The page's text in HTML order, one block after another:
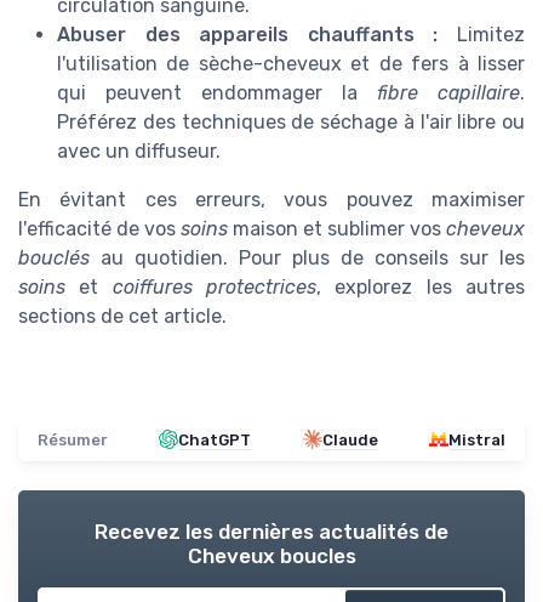
circulation sanguine.
Abuser des appareils chauffants : Limitez
l'utilisation de sèche-cheveux et de fers à lisser
qui peuvent endommager la fibre capillaire.
Préférez des techniques de séchage à l'air libre ou
avec un diffuseur.
En évitant ces erreurs, vous pouvez maximiser
l'efficacité de vos soins maison et sublimer vos cheveux
bouclés au quotidien. Pour plus de conseils sur les
soins et coiffures protectrices, explorez les autres
sections de cet article.
Résumer ChatGPT Claude Mistral
Recevez les dernières actualités de
Cheveux boucles